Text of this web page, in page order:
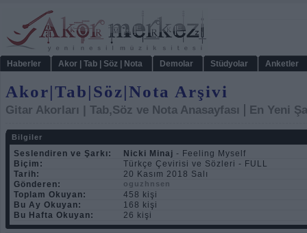
Haberler Akor | Tab | Söz | Nota Demolar Stüdyolar Anketler
Akor|Tab|Söz|Nota Arşivi
Gitar Akorları | Tab,Söz ve Nota Anasayfası | En Yeni
Bilgiler
Seslendiren ve Şarkı: Nicki Minaj - Feeling Myself
Biçim:
Türkçe Çevirisi ve Sözleri - FULL
Tarih:
20 Kasım 2018 Salı
Gönderen:
oguzhnsen
Toplam Okuyan:
458 kişi
Bu Ay Okuyan:
168 kişi
Bu Hafta Okuyan:
26 kişi